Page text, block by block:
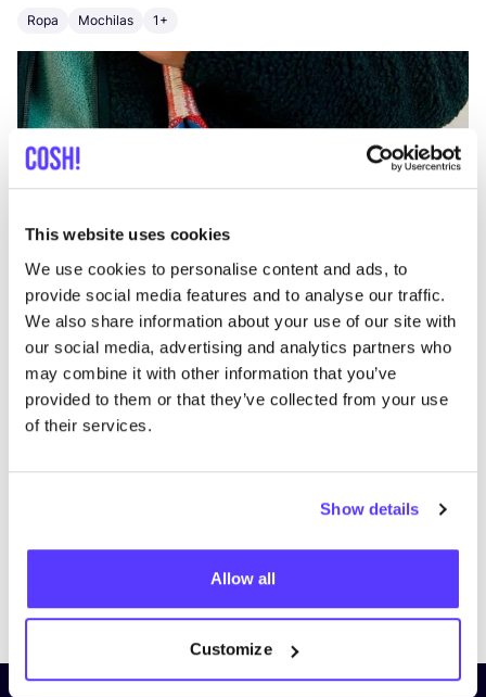
This website uses cookies
We use cookies to personalise content and ads, to
provide social media features and to analyse our traffic.
We also share information about your use of our site with
our social media, advertising and analytics partners who
may combine it with other information that you’ve
provided to them or that they’ve collected from your use
of their services.
Show details
Allow all
Customize
Ropa Mochilas 1+